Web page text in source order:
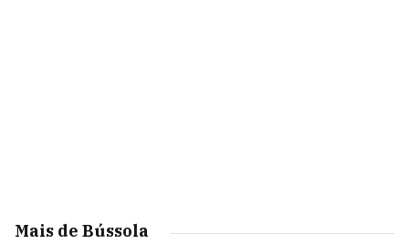
Mais de Bússola